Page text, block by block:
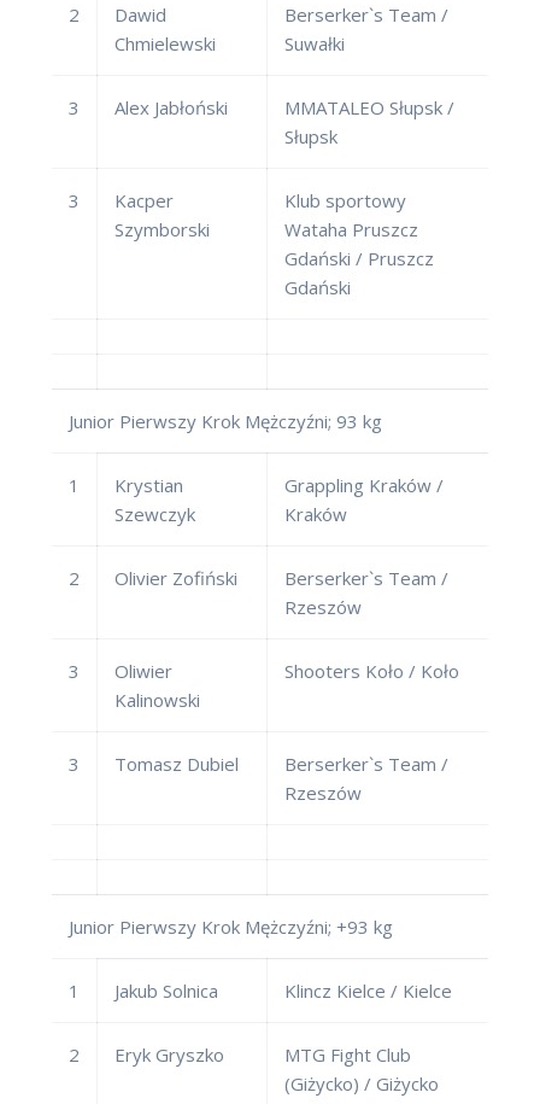
2
Dawid
Chmielewski
Berserker`s Team /
Suwałki
3 Alex Jabłoński
MMATALEO Słupsk /
Słupsk
3
Kacper
Szymborski
Klub sportowy
Wataha Pruszcz
Gdański / Pruszcz
Gdański
Junior Pierwszy Krok Mężczyźni; 93 kg
1
Krystian
Szewczyk
Grappling Kraków /
Kraków
2 Olivier Zofiński
Berserker`s Team /
Rzeszów
3
Oliwier
Kalinowski
Shooters Koło / Koło
3 Tomasz Dubiel
Berserker`s Team /
Rzeszów
Junior Pierwszy Krok Mężczyźni; +93 kg
1 Jakub Solnica Klincz Kielce / Kielce
2 Eryk Gryszko
MTG Fight Club
(Giżycko) / Giżycko